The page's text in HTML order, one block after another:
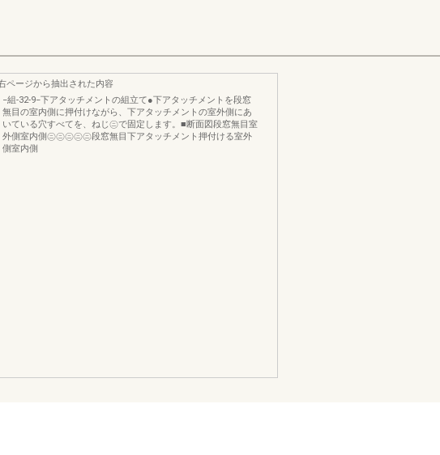
ページから抽出された内容
−組-32-9−下アタッチメントの組立て●下アタッチメントを段窓
無目の室内側に押付けながら、下アタッチメントの室外側にあ
いている穴すべてを、ねじ㋥で固定します。■断面図段窓無目室
外側室内側㋥㋥㋥㋥㋥段窓無目下アタッチメント押付ける室外
側室内側